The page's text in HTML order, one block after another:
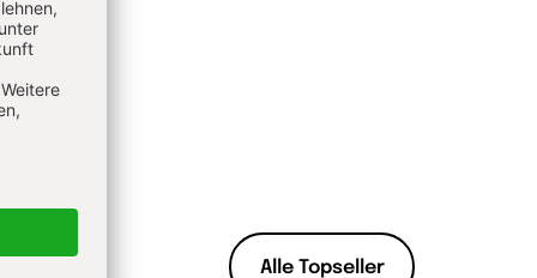
Alle Topseller